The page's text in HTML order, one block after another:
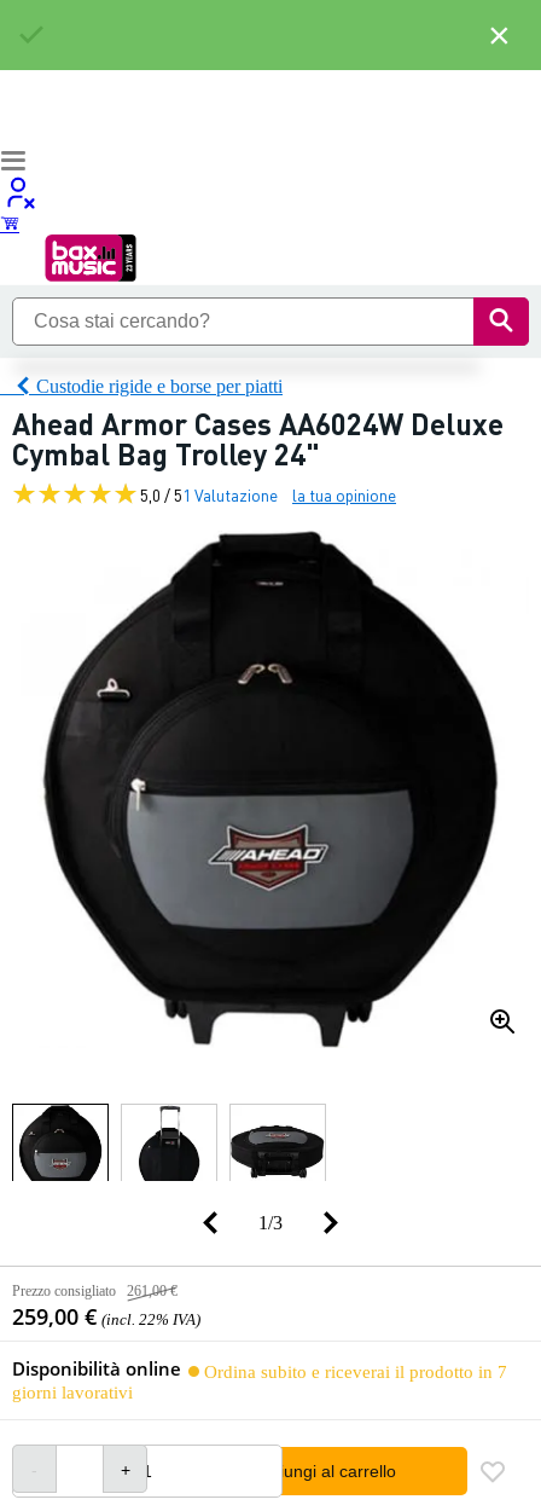
Custodie rigide e borse per piatti
Ahead Armor Cases AA6024W Deluxe
Cymbal Bag Trolley 24"
5,0 / 51 Valutazione la tua opinione
1/3
Prezzo consigliato 261,00 €
259,00 € (incl. 22% IVA)
Disponibilità online
Ordina subito e riceverai il prodotto in 7
giorni lavorativi
Aggiungi al carrello
×